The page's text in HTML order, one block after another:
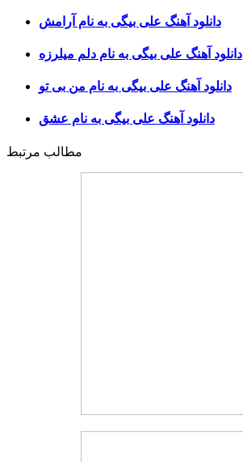
دانلود آهنگ علی بیگی به نام آرامش
دانلود آهنگ علی بیگی به نام دلم میلرزه
دانلود آهنگ علی بیگی به نام من بی تو
دانلود آهنگ علی بیگی به نام عشق
مطالب مرتبط